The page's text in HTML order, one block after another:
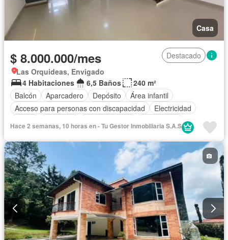
Casa
$ 8.000.000/mes
Destacado
Las Orquideas, Envigado
4 Habitaciones
6,5 Baños
240 m²
Balcón
Aparcadero Depósito
Área infantil
Acceso para personas con discapacidad
Electricidad
Cuarto de servicio
Agua
Hace 2 semanas, 10 horas en - Tu Gestor Inmobiliaria S.A.S